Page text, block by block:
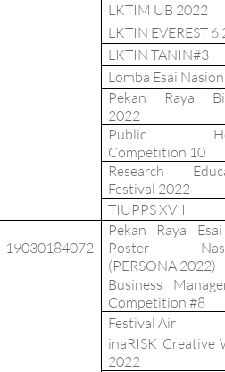
LKTIM UB 2022
LKTIN EVEREST 6
LKTIN TANIN#3
Lomba Esai
Pekan Raya
2022
Public
Competition 10
Research
Festival 2022
TIUPPS XVII
19030184072
Pekan Raya
Poster
(PERSONA 2022)
Business
Competition #8
Festival Air
inaRISK Creative
2022